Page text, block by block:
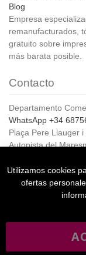
Blog
Empresa
remanufacturados,
gratuito sobre
más barata posible.
Contacto
Departamento
WhatsApp +34
Plaça Pere Llauger
Autopista del
Horario de Atención
De lunes a jueves
Viernes de 8:00 a
Utilizamos cookies
ofertas